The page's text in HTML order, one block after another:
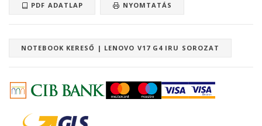
PDF ADATLAP NYOMTATÁS
NOTEBOOK KERESŐ | LENOVO V17 G4 IRU SOROZAT